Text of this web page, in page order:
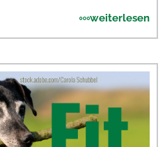
weiterlesen